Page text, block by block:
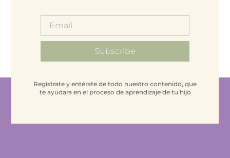
Subscribe
Regístrate y entérate de todo nuestro contenido, que
te ayudara en el proceso de aprendizaje de tu hijo